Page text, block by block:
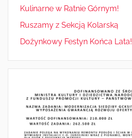
Kulinarne w Ratnie Górnym!
Ruszamy z Sekcją Kolarską
Dożynkowy Festyn Końca Lata!